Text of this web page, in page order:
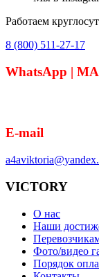
Работаем
8 (800) 511-27-17
WhatsApp |
E-mail
VICTORY
О нас
Наши
Фото/видео
Порядок